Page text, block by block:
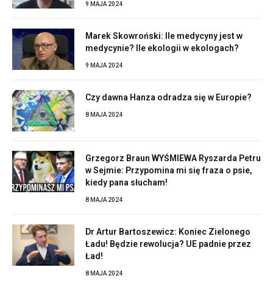
9 MAJA 2024
Marek Skowroński: Ile medycyny jest w
medycynie? Ile ekologii w ekologach?
9 MAJA 2024
Czy dawna Hanza odradza się w Europie?
8 MAJA 2024
Grzegorz Braun WYŚMIEWA Ryszarda Petru
w Sejmie: Przypomina mi się fraza o psie,
kiedy pana słucham!
8 MAJA 2024
Dr Artur Bartoszewicz: Koniec Zielonego
Ładu! Będzie rewolucja? UE padnie przez
Ład!
8 MAJA 2024